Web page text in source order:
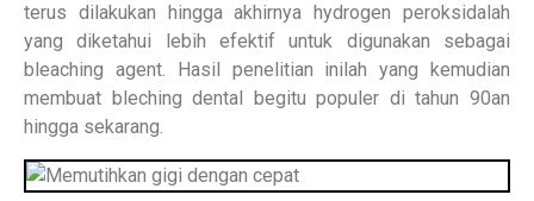
terus dilakukan hingga akhirnya hydrogen peroksidalah
yang diketahui lebih efektif untuk digunakan sebagai
bleaching agent. Hasil penelitian inilah yang kemudian
membuat bleching dental begitu populer di tahun 90an
hingga sekarang.